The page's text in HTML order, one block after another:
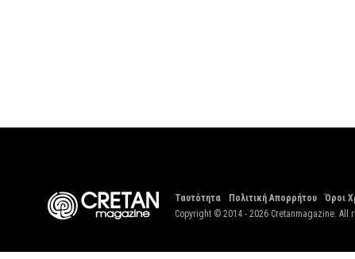
Ταυτότητα Πολιτική Απορρήτου Όροι
Copyright © 2014 - 2026 Cretanmagazine. All